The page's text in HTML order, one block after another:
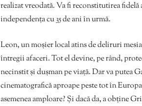
realizat vreodată. Va fi reconstitutirea
independența cu 35 de ani în urmă.
Leon, un moșier local atins de deliruri
întregii afaceri. Tot el devine, pe rând,
necinstit și dușman pe viață. Dar va putea
cinematografică aproape peste tot în
asemenea amploare? Și dacă da, a obține